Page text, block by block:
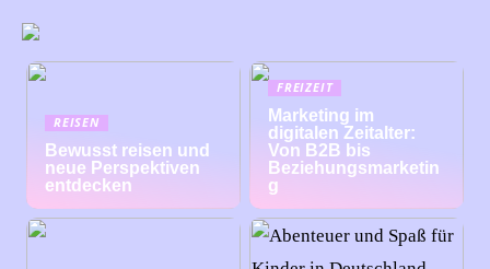
REISEN
Bewusst reisen und
neue Perspektiven
entdecken
FREIZEIT
Marketing im
digitalen Zeitalter:
Von B2B bis
Beziehungsmarketin
g